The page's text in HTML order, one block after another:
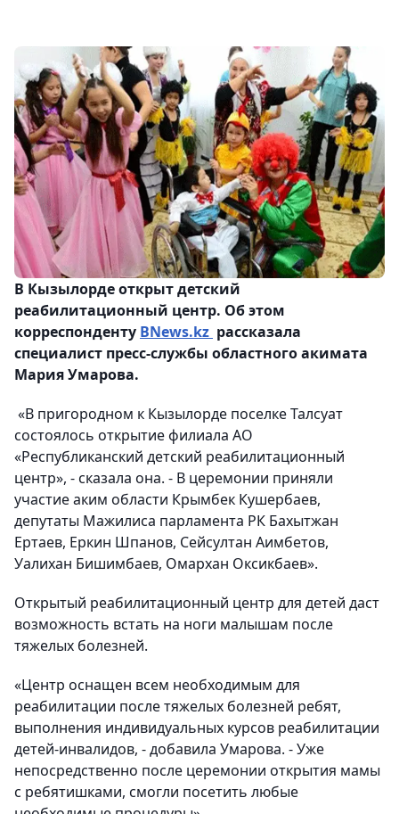
В Кызылорде открыт детский
реабилитационный центр. Об этом
корреспонденту BNews.kz рассказала
специалист пресс-службы областного акимата
Мария Умарова.
«В пригородном к Кызылорде поселке Талсуат
состоялось открытие филиала АО
«Республиканский детский реабилитационный
центр», - сказала она. - В церемонии приняли
участие аким области Крымбек Кушербаев,
депутаты Мажилиса парламента РК Бахытжан
Ертаев, Еркин Шпанов, Сейсултан Аимбетов,
Уалихан Бишимбаев, Омархан Оксикбаев».
Открытый реабилитационный центр для детей даст
возможность встать на ноги малышам после
тяжелых болезней.
«Центр оснащен всем необходимым для
реабилитации после тяжелых болезней ребят,
выполнения индивидуальных курсов реабилитации
детей-инвалидов, - добавила Умарова. - Уже
непосредственно после церемонии открытия мамы
с ребятишками, смогли посетить любые